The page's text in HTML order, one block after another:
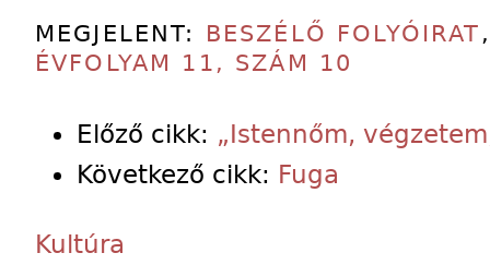
MEGJELENT: BESZÉLŐ FOLYÓIRAT
ÉVFOLYAM 11, SZÁM 10
Előző cikk: „Istennőm,
Következő cikk: Fuga
Kultúra